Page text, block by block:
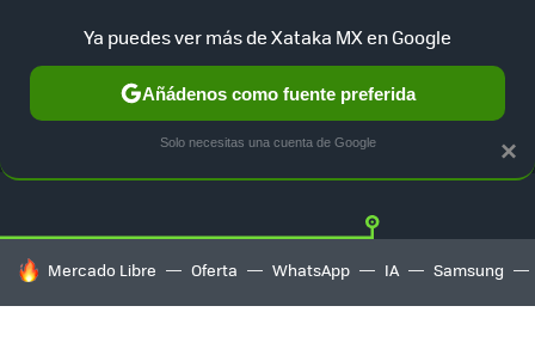
GUÍA DE COMPRAS MERCADO LIBRE
HOY SE HABLA DE
Mercado Libre Oferta WhatsApp IA Samsung
×
Ya puedes ver más de Xataka MX en Google
Añádenos como fuente preferida
Solo necesitas una cuenta de Google